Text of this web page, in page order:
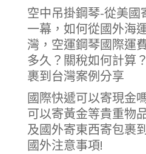
空中吊掛鋼琴-從美國
一幕，如何從國外海
灣，空運鋼琴國際運
多久？關稅如何計算
裹到台灣案例分享
國際快遞可以寄現金
可以寄黃金等貴重物
及國外寄東西寄包裹
國外注意事項!